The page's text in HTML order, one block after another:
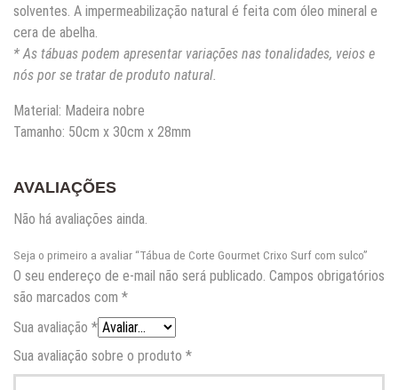
solventes. A impermeabilização natural é feita com óleo mineral e
cera de abelha.
* As tábuas podem apresentar variações nas tonalidades, veios e
nós por se tratar de produto natural.
Material: Madeira nobre
Tamanho: 50cm x 30cm x 28mm
AVALIAÇÕES
Não há avaliações ainda.
Seja o primeiro a avaliar “Tábua de Corte Gourmet Crixo Surf com sulco”
O seu endereço de e-mail não será publicado. Campos obrigatórios
são marcados com *
Sua avaliação *
Sua avaliação sobre o produto *